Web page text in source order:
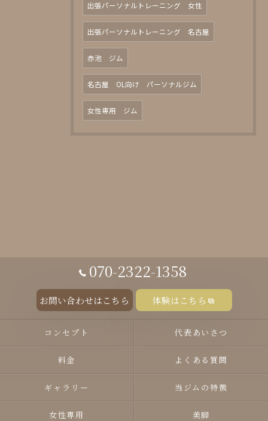
出張パーソナルトレーニング 女性
出張パーソナルトレーニング 名古屋
赤池 ジム
名古屋 OL向け パーソナルジム
女性専用 ジム
070-2322-1358
お問い合わせはこちら 体験はこちら
コンセプト 代表あいさつ
料金 よくある質問
ギャラリー 当ジムの特徴
女性専用 美脚